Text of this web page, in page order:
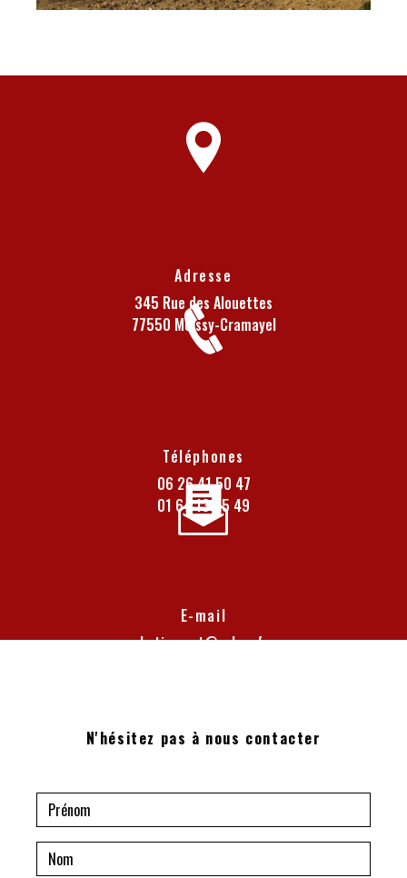
Adresse
345 Rue des Alouettes
77550 Moissy-Cramayel
Téléphones
06 26 41 50 47
01 64 13 05 49
E-mail
batiexpert@yahoo.fr
N'hésitez pas à nous contacter